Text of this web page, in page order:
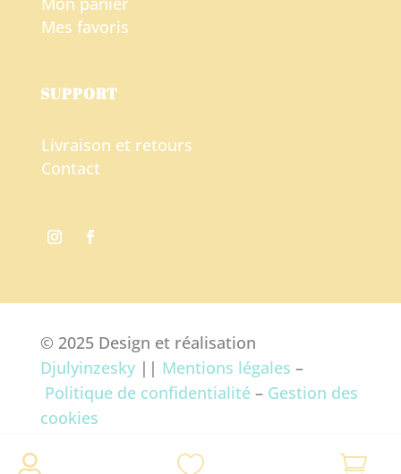
  
Mes favoris
SUPPORT
Livraison et retours
Contact
© 2025 Design et réalisation
Djulyinzesky|| Mentions légales –
Politique de confidentialité– Gestion des
cookies